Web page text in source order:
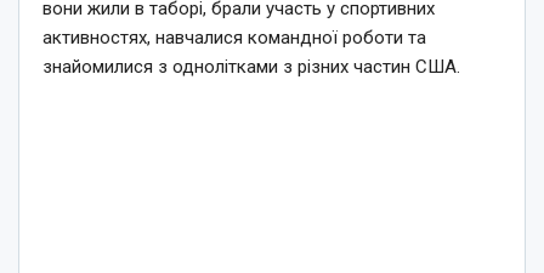
вони жили в таборі, брали участь у спортивних
активностях, навчалися командної роботи та
знайомилися з однолітками з різних частин США.